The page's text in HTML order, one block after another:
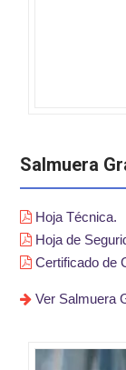
Salmuera
Hoja Técnica.
Hoja de
Certificado de
Ver Salmuera